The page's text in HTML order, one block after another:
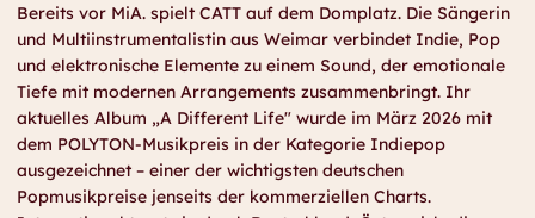
Bereits vor MiA. spielt CATT auf dem Domplatz. Die Sängerin
und Multiinstrumentalistin aus Weimar verbindet Indie, Pop
und elektronische Elemente zu einem Sound, der emotionale
Tiefe mit modernen Arrangements zusammenbringt. Ihr
aktuelles Album „A Different Life" wurde im März 2026 mit
dem POLYTON-Musikpreis in der Kategorie Indiepop
ausgezeichnet – einer der wichtigsten deutschen
Popmusikpreise jenseits der kommerziellen Charts.